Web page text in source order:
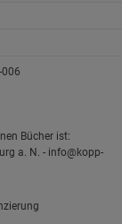
006
Bücher ist:
a. N. - info@kopp-
Impressum